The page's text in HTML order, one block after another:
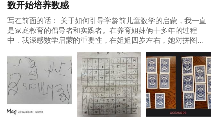
数开始培养数感
写在前面的话： 关于如何引导学龄前儿童数学的启蒙，我一直
是家庭教育的倡导者和实践者。在养育姐妹俩十多年的过程
中，我深感数学启蒙的重要性，在姐姐四岁左右，她对拼图非